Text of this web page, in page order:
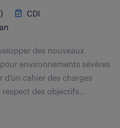
CDI
des nouveaux
environnements sévères
d'un cahier des charges
des objectifs...